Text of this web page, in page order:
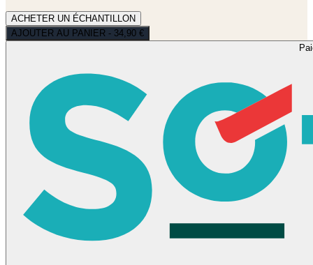
ACHETER UN ÉCHANTILLON
AJOUTER AU PANIER - 34,90 €